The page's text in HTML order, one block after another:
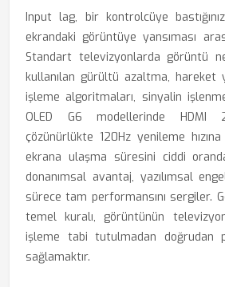
Input lag, bir kontrolcüye
ekrandaki görüntüye yansıması
Standart televizyonlarda görüntü
kullanılan gürültü azaltma, hareket
işleme algoritmaları, sinyalin
OLED G6 modellerinde HDMI
çözünürlükte 120Hz yenileme
ekrana ulaşma süresini ciddi
donanımsal avantaj, yazılımsal
sürece tam performansını sergiler.
temel kuralı, görüntünün
işleme tabi tutulmadan doğrudan
sağlamaktır.